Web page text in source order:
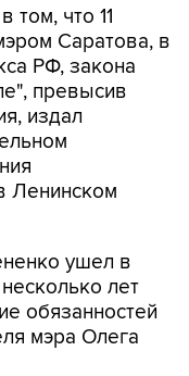
том, что 11
Саратова, в
РФ, закона
превысив
издал
Ленинском
ушел в
лет
обязанностей
мэра Олега